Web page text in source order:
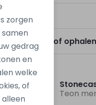
Betalen
Bezorgen of ophalen
taupe
Teon
zorgen
gedrag
en
welke
of
alleen